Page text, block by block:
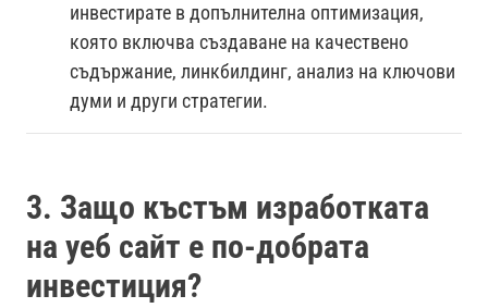
инвестирате в допълнителна оптимизация,
която включва създаване на качествено
съдържание, линкбилдинг, анализ на ключови
думи и други стратегии.
3. Защо къстъм изработката
на уеб сайт е по-добрата
инвестиция?